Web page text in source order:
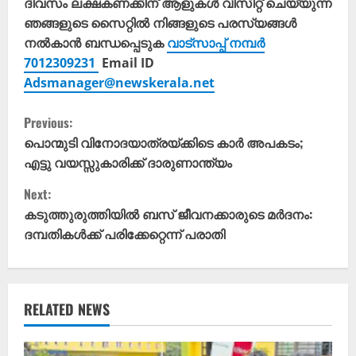
ഞങ്ങളുടെ സൈറ്റിൽ നിങ്ങളുടെ പരസ്യങ്ങൾ
നൽകാൻ ബന്ധപ്പെടുകവാട്സാപ്പ് നമ്പർ
7012309231 Email ID
Adsmanager@newskerala.net
C
o
n
t
i
u
Previous:
പൊന്മുടി വിനോദയാത്രയ്ക്കിടെ കാർ അപകടം;
എട്ടു വയസ്സുകാരിക്ക് ദാരുണാന്ത്യം
Next:
കടുത്തുരുത്തിയിൽ ബസ് ജീവനക്കാരുടെ മർദനം:
ദമ്പതികൾക്ക് പരിക്കേറ്റെന്ന് പരാതി
RELATED NEWS